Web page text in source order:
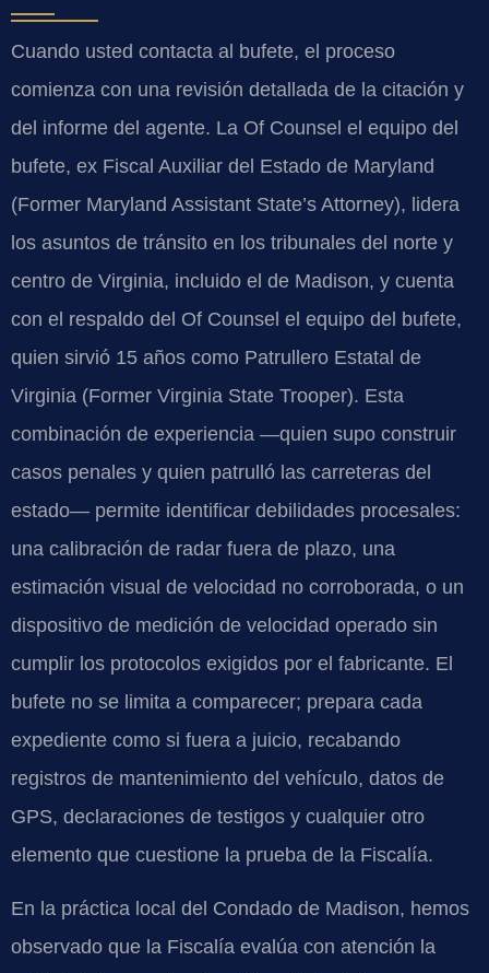
Cuando usted contacta al bufete, el proceso
comienza con una revisión detallada de la citación y
del informe del agente. La Of Counsel el equipo del
bufete, ex Fiscal Auxiliar del Estado de Maryland
(Former Maryland Assistant State’s Attorney), lidera
los asuntos de tránsito en los tribunales del norte y
centro de Virginia, incluido el de Madison, y cuenta
con el respaldo del Of Counsel el equipo del bufete,
quien sirvió 15 años como Patrullero Estatal de
Virginia (Former Virginia State Trooper). Esta
combinación de experiencia —quien supo construir
casos penales y quien patrulló las carreteras del
estado— permite identificar debilidades procesales:
una calibración de radar fuera de plazo, una
estimación visual de velocidad no corroborada, o un
dispositivo de medición de velocidad operado sin
cumplir los protocolos exigidos por el fabricante. El
bufete no se limita a comparecer; prepara cada
expediente como si fuera a juicio, recabando
registros de mantenimiento del vehículo, datos de
GPS, declaraciones de testigos y cualquier otro
elemento que cuestione la prueba de la Fiscalía.
En la práctica local del Condado de Madison, hemos
observado que la Fiscalía evalúa con atención la